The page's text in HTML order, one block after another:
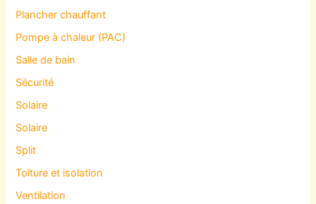
Plancher chauffant
Pompe à chaleur (PAC)
Salle de bain
Sécurité
Solaire
Solaire
Split
Toiture et isolation
Ventilation